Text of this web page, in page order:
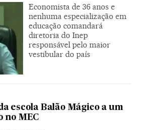
Economista de 36 anos e
nenhuma especialização em
educação comandará
diretoria do Inep
responsável pelo maior
vestibular do país
escola Balão Mágico a um
no MEC